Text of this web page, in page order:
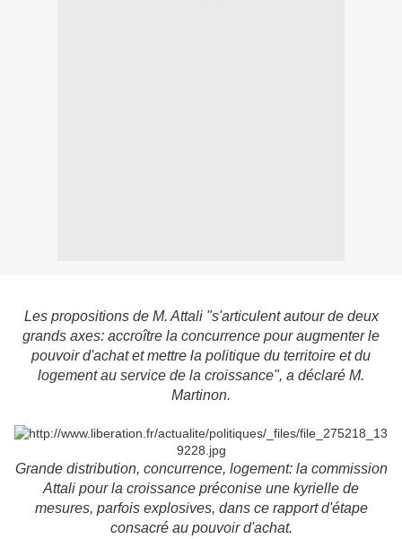
Les propositions de M. Attali "s'articulent autour de deux
grands axes: accroître la concurrence pour augmenter le
pouvoir d'achat et mettre la politique du territoire et du
logement au service de la croissance", a déclaré M.
Martinon.
Grande distribution, concurrence, logement: la commission
Attali pour la croissance préconise une kyrielle de
mesures, parfois explosives, dans ce rapport d'étape
consacré au pouvoir d'achat.